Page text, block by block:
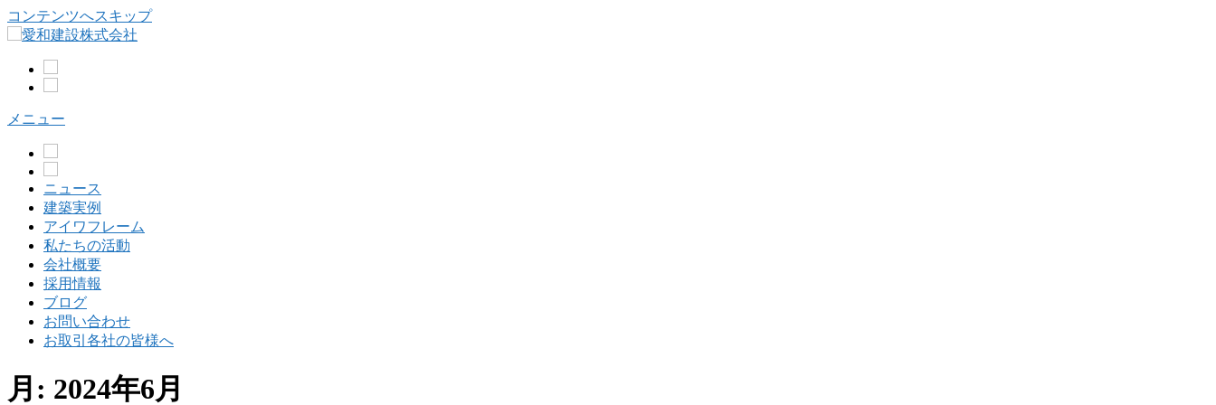
コンテンツへスキップ
メニュー
ニュース
建築実例
アイワフレーム
私たちの活動
会社概要
採用情報
ブログ
お問い合わせ
お取引各社の皆様へ
月: 2024年6月